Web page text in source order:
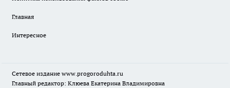
Главная
Интересное
Сетевое издание www.progoroduhta.ru
Главный редактор: Клюева Екатерина Владимировна